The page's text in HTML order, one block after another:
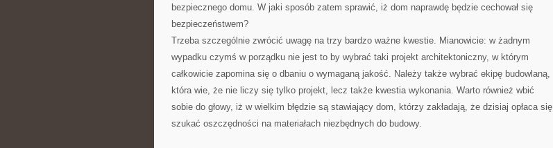
bezpiecznego domu. W jaki sposób zatem sprawić, iż dom naprawdę będzie cechował się
bezpieczeństwem?
Trzeba szczególnie zwrócić uwagę na trzy bardzo ważne kwestie. Mianowicie: w żadnym
wypadku czymś w porządku nie jest to by wybrać taki projekt architektoniczny, w którym
całkowicie zapomina się o dbaniu o wymaganą jakość. Należy także wybrać ekipę budowlaną,
która wie, że nie liczy się tylko projekt, lecz także kwestia wykonania. Warto również wbić
sobie do głowy, iż w wielkim błędzie są stawiający dom, którzy zakładają, że dzisiaj opłaca się
szukać oszczędności na materiałach niezbędnych do budowy.